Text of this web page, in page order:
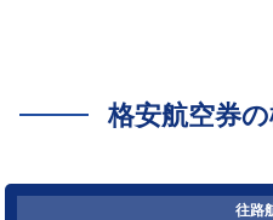
格安航空券
往路